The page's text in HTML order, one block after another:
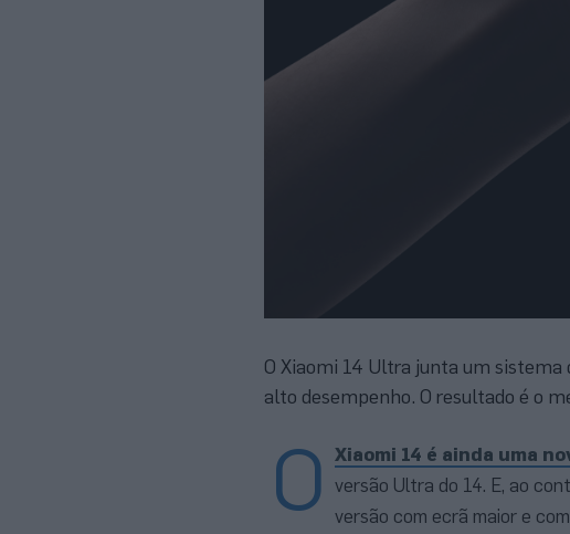
O Xiaomi 14 Ultra junta um
alto desempenho. O resultado é o
O Xiaomi 14 é ainda uma
versão Ultra do 14. E, ao
versão com ecrã maior e